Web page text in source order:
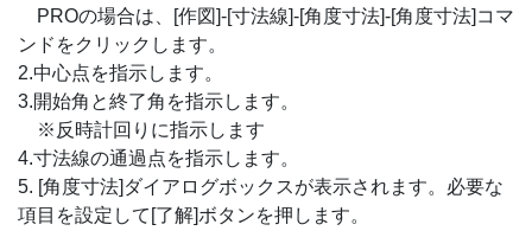
PROの場合は、[作図]-[寸法線]-[角度寸法]-[角度寸法]コマ
ンドをクリックします。
2.中心点を指示します。
3.開始角と終了角を指示します。
※反時計回りに指示します
4.寸法線の通過点を指示します。
5. [角度寸法]ダイアログボックスが表示されます。必要な
項目を設定して[了解]ボタンを押します。